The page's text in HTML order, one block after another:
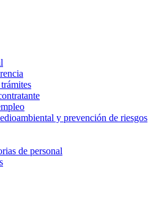
y prevención de riesgos
de personal